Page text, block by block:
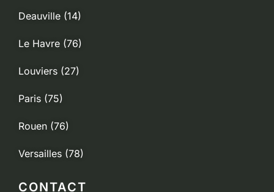
Deauville (14)
Le Havre (76)
Louviers (27)
Paris (75)
Rouen (76)
Versailles (78)
CONTACT